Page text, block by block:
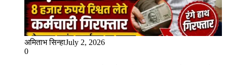
अमिताभ सिन्हाJuly 2, 2026
0